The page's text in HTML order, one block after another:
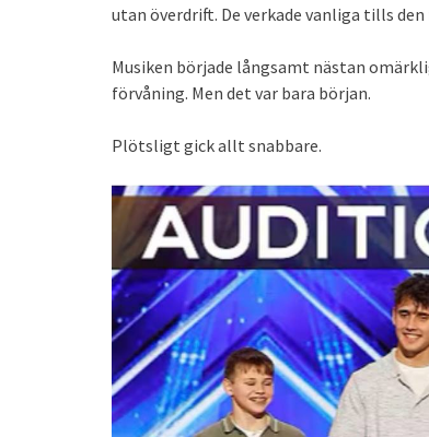
utan överdrift. De verkade vanliga tills
Musiken började långsamt nästan
förvåning. Men det var bara början.
Plötsligt gick allt snabbare.